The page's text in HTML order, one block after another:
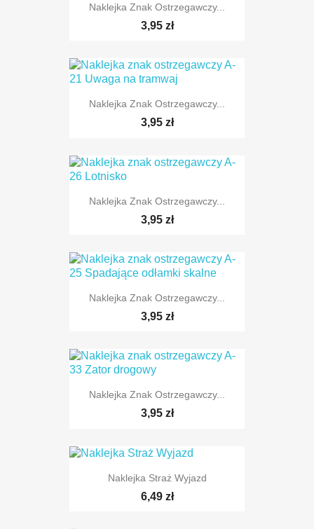
Naklejka Znak Ostrzegawczy...
3,95 zł
Naklejka Znak Ostrzegawczy...
3,95 zł
TYLKO ONLINE
Naklejka Znak Ostrzegawczy...
3,95 zł
TYLKO ONLINE
Naklejka Znak Ostrzegawczy...
3,95 zł
TYLKO ONLINE
Naklejka Znak Ostrzegawczy...
3,95 zł
Naklejka Straż Wyjazd
6,49 zł